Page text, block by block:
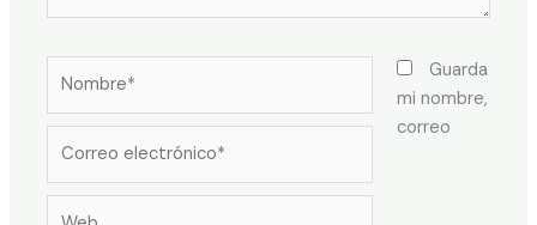
electrónico*
Guarda
mi nombre,
correo